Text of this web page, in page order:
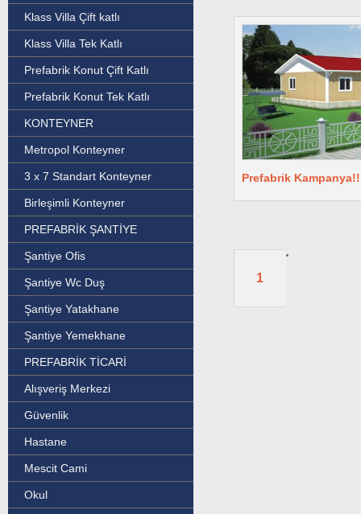
Klass Villa Çift katlı
Klass Villa Tek Katlı
Prefabrik Konut Çift Katlı
Prefabrik Konut Tek Katlı
KONTEYNER
Metropol Konteyner
3 x 7 Standart Konteyner
Birleşimli Konteyner
PREFABRİK ŞANTİYE
Şantiye Ofis
Şantiye Wc Duş
Şantiye Yatakhane
Şantiye Yemekhane
PREFABRİK TİCARİ
Alışveriş Merkezi
Güvenlik
Hastane
Mescit Cami
Okul
Prefabrik
1